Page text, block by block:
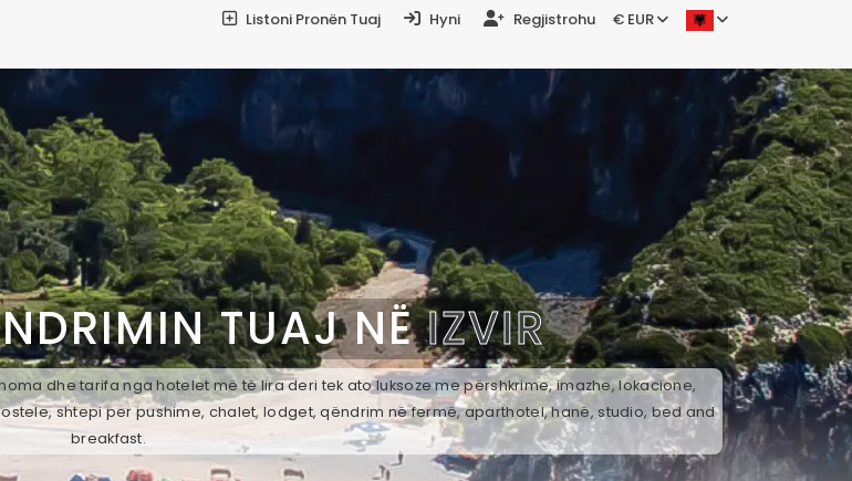
Listoni Pronën Tuaj Hyni Regjistrohu € EUR
TUAJ NËIZVIR
dhe tarifa nga hotelet më të lira deri tek ato luksoze me përshkrime, imazhe, lokacione,
shtepi per pushime, chalet, lodget, qëndrim në fermë, aparthotel, hanë, studio, bed and
breakfast.